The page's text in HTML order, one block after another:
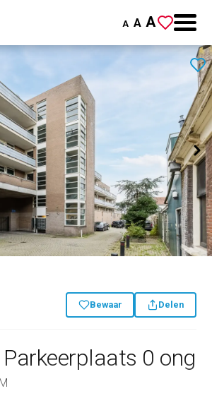
A A A
Bewaar Delen
0 ong